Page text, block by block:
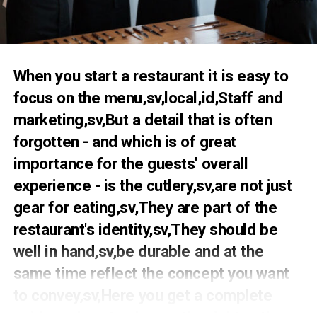
&nbsp;
RELATERADE ARTIKLAR:
NÄSTA
energieffektivoch sparar pengar på sikt.
Vad du ska tänka på när du
köper restaurangspis
Effekt och prestanda
En restaurangspis måste kunna levererahög värme
snabbt. Om effekten är för låg tar maten längre tid att
tillaga, vilket sänker tempot i köket och försämrar
kundupplevelsen. En professionell spis har starka
värmeelement och håller en stabil temperatur även vid
intensiv användning.
When you start a restaurant it is easy to
focus on the menu,sv,local,id,Staff and
marketing,sv,But a detail that is often
forgotten - and which is of great
importance for the guests' overall
experience - is the cutlery,sv,are not just
gear for eating,sv,They are part of the
restaurant's identity,sv,They should be
well in hand,sv,be durable and at the
same time reflect the concept you want